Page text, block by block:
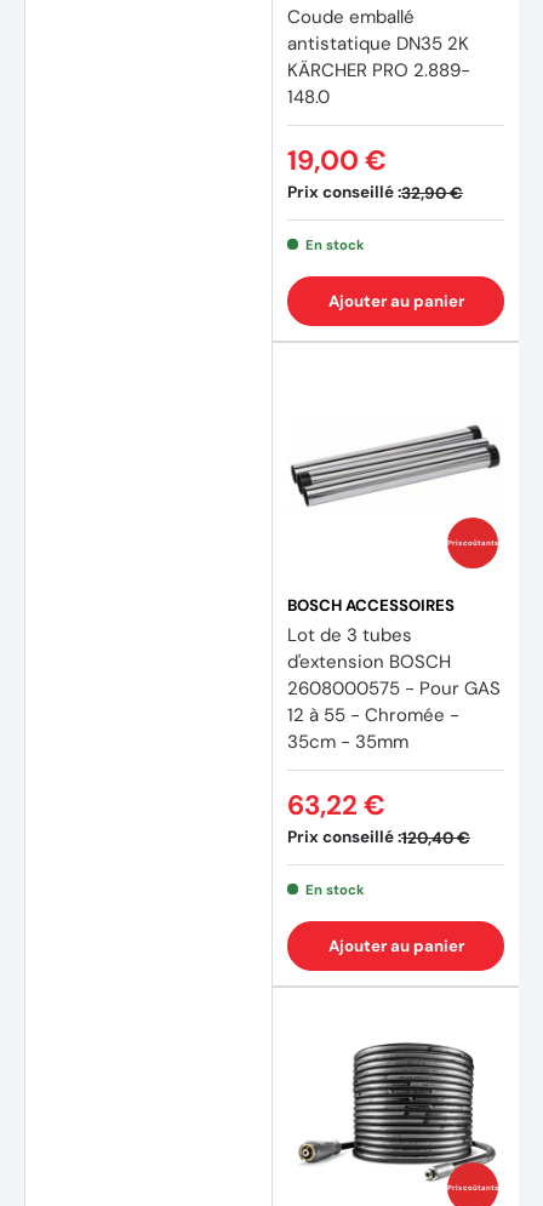
Coude emballé
antistatique DN35 2K
KÄRCHER PRO 2.889-
148.0
Prix conseillé :32,90 €
19,00 €
En stock
Ajouter au panier
Prix coûtants
BOSCH ACCESSOIRES
Lot de 3 tubes
d'extension BOSCH
2608000575 - Pour GAS
12 à 55 - Chromée -
35cm - 35mm
Prix conseillé :120,40 €
63,22 €
En stock
Ajouter au panier
Prix coûtants